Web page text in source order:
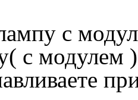
с
с модулем